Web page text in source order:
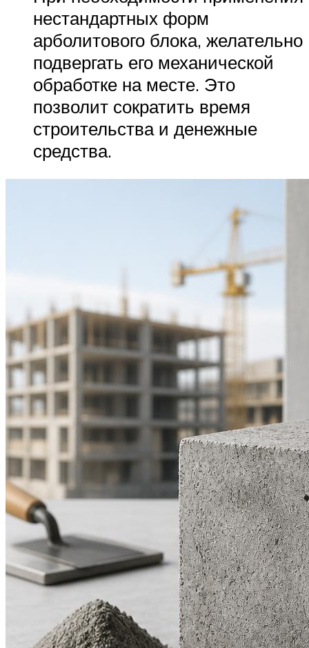
нестандартных форм
арболитового блока, желательно
подвергать его механической
обработке на месте. Это
позволит сократить время
строительства и денежные
средства.